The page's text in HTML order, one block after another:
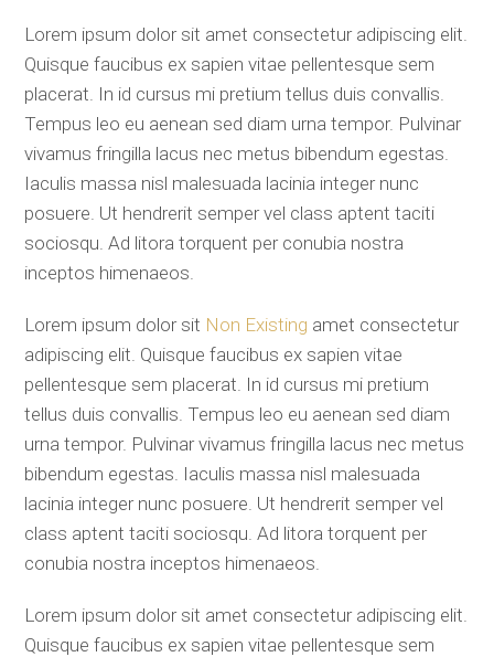
Lorem ipsum dolor sit amet consectetur adipiscing elit.
Quisque faucibus ex sapien vitae pellentesque sem
placerat. In id cursus mi pretium tellus duis convallis.
Tempus leo eu aenean sed diam urna tempor. Pulvinar
vivamus fringilla lacus nec metus bibendum egestas.
Iaculis massa nisl malesuada lacinia integer nunc
posuere. Ut hendrerit semper vel class aptent taciti
sociosqu. Ad litora torquent per conubia nostra
inceptos himenaeos.
Lorem ipsum dolor sit Non Existing amet consectetur
adipiscing elit. Quisque faucibus ex sapien vitae
pellentesque sem placerat. In id cursus mi pretium
tellus duis convallis. Tempus leo eu aenean sed diam
urna tempor. Pulvinar vivamus fringilla lacus nec metus
bibendum egestas. Iaculis massa nisl malesuada
lacinia integer nunc posuere. Ut hendrerit semper vel
class aptent taciti sociosqu. Ad litora torquent per
conubia nostra inceptos himenaeos.
Lorem ipsum dolor sit amet consectetur adipiscing elit.
Quisque faucibus ex sapien vitae pellentesque sem